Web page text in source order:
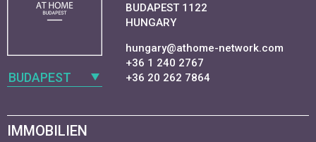
BUDAPEST
BUDAPEST 1122
HUNGARY
hungary@athome-network.com
+36 1 240 2767
+36 20 262 7864
IMMOBILIEN